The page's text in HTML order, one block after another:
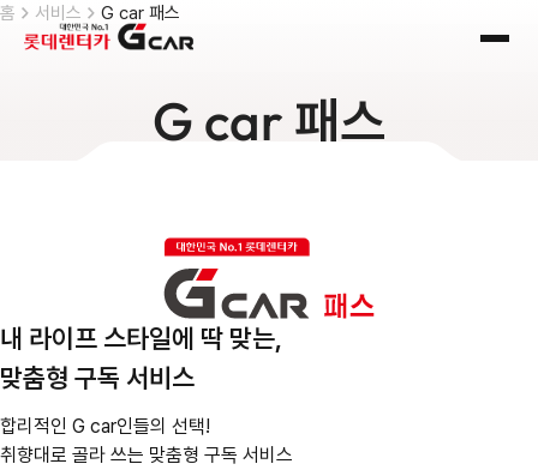
skip navigation
전체
홈 서비스 G car 패스
G car 패스
내 라이프 스타일에 딱 맞는,
맞춤형 구독 서비스
합리적인 G car인들의 선택!
취향대로 골라 쓰는 맞춤형 구독 서비스